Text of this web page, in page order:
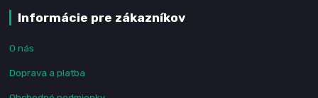
Informácie pre zákazníkov
O nás
Doprava a platba